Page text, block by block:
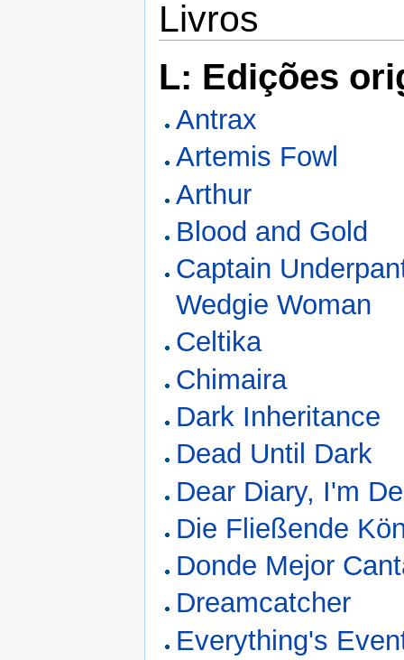
Livros
L: Edições
Antrax
Artemis Fowl
Arthur
Blood and Gold
Captain
Wedgie Woman
Celtika
Chimaira
Dark Inheritance
Dead Until Dark
Dear Diary, I'm
Die Fließende
Donde Mejor
Dreamcatcher
Everything's